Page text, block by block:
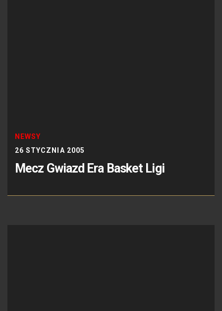
NEWSY
26 STYCZNIA 2005
Mecz Gwiazd Era Basket Ligi